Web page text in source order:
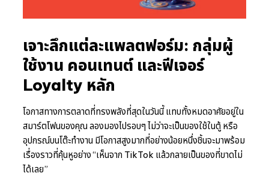
เจาะลึกแต่ละแพลตฟอร์ม: กลุ่มผู้
ใช้งาน คอนเทนต์ และฟีเจอร์
Loyalty หลัก
โอกาสทางการตลาดที่ทรงพลังที่สุดในวันนี้ แทบทั้งหมดอาศัยอยู่ใน
สมาร์ตโฟนของคุณ ลองมองไปรอบๆ ไม่ว่าจะเป็นของใช้ในตู้ หรือ
อุปกรณ์บนโต๊ะทำงาน มีโอกาสสูงมากที่อย่างน้อยหนึ่งชิ้นจะมาพร้อม
เรื่องราวที่คุ้นหูอย่าง “เห็นจาก TikTok แล้วกลายเป็นของที่ขาดไม่
ได้เลย”